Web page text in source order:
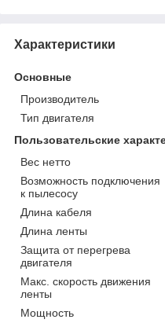
Характеристики
Основные
Производитель
Тип двигателя
Пользовательские
Вес нетто
Возможность подключения
к пылесосу
Длина кабеля
Длина ленты
Защита от перегрева
двигателя
Макс. скорость движения
ленты
Мощность